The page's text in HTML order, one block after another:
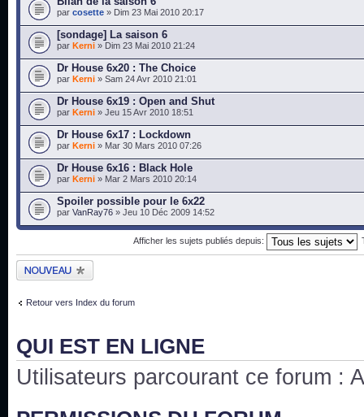
par cosette » Dim 23 Mai 2010 20:17
[sondage] La saison 6
par Kerni » Dim 23 Mai 2010 21:24
Dr House 6x20 : The Choice
par Kerni » Sam 24 Avr 2010 21:01
Dr House 6x19 : Open and Shut
par Kerni » Jeu 15 Avr 2010 18:51
Dr House 6x17 : Lockdown
par Kerni » Mar 30 Mars 2010 07:26
Dr House 6x16 : Black Hole
par Kerni » Mar 2 Mars 2010 20:14
Spoiler possible pour le 6x22
par VanRay76 » Jeu 10 Déc 2009 14:52
Afficher les sujets publiés depuis:
Publier un nouveau
sujet
Retour vers Index du forum
QUI EST EN LIGNE
Utilisateurs parcourant ce forum :